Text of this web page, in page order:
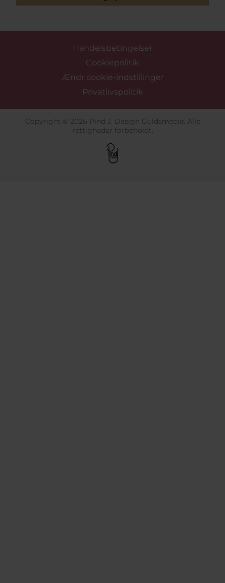
Handelsbetingelser
Cookiepolitik
Ændr cookie-indstillinger
Privatlivspolitik
Copyright © 2026 Pind J. Design Guldsmedie. Alle
rettigheder forbeholdt.